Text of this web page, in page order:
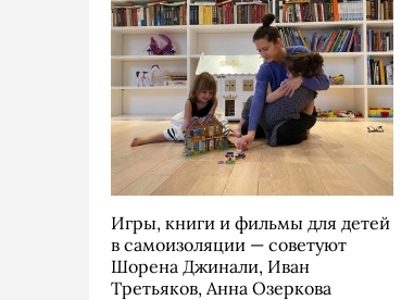
Игры, книги и фильмы для детей
в самоизоляции — советуют
Шорена Джинали, Иван
Третьяков, Анна Озеркова